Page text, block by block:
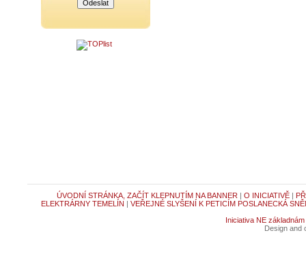
ÚVODNÍ STRÁNKA, ZAČÍT KLEPNUTÍM NA BANNER | O INICIATIVĚ|
ELEKTRÁRNY TEMELÍN | VEŘEJNÉ SLYŠENÍ K PETICÍM POSLANECKÁ
Iniciativa NE základnám
Design and